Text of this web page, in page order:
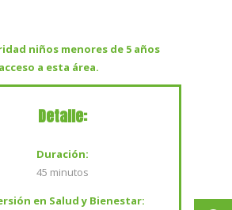
niños menores de 5 años
a esta área.
Detalle:
Duración:
45 minutos
en Salud y Bienestar: